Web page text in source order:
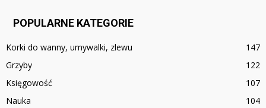
POPULARNE KATEGORIE
Korki do wanny, umywalki, zlewu
147
Grzyby
122
Księgowość
107
Nauka
104